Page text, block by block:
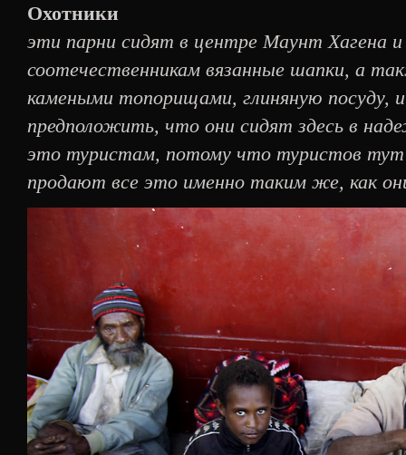
Охотники
эти парни сидят в центре Маунт Хагена
соотечественникам вязанные шапки, а
камеными топорищами, глиняную посуду,
предположить, что они сидят здесь в
это туристам, потому что туристов тут
продают все это именно таким же, как